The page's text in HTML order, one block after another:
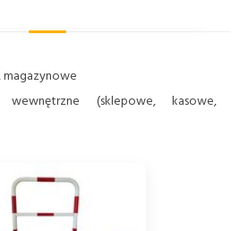
magazynowe
(sklepowe, kasowe,